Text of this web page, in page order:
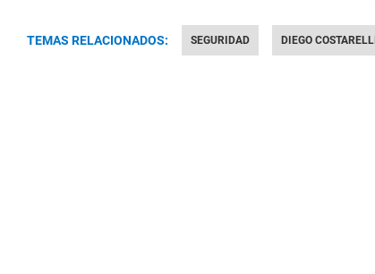
TEMAS RELACIONADOS: SEGURIDAD DIEGO COSTARELLI